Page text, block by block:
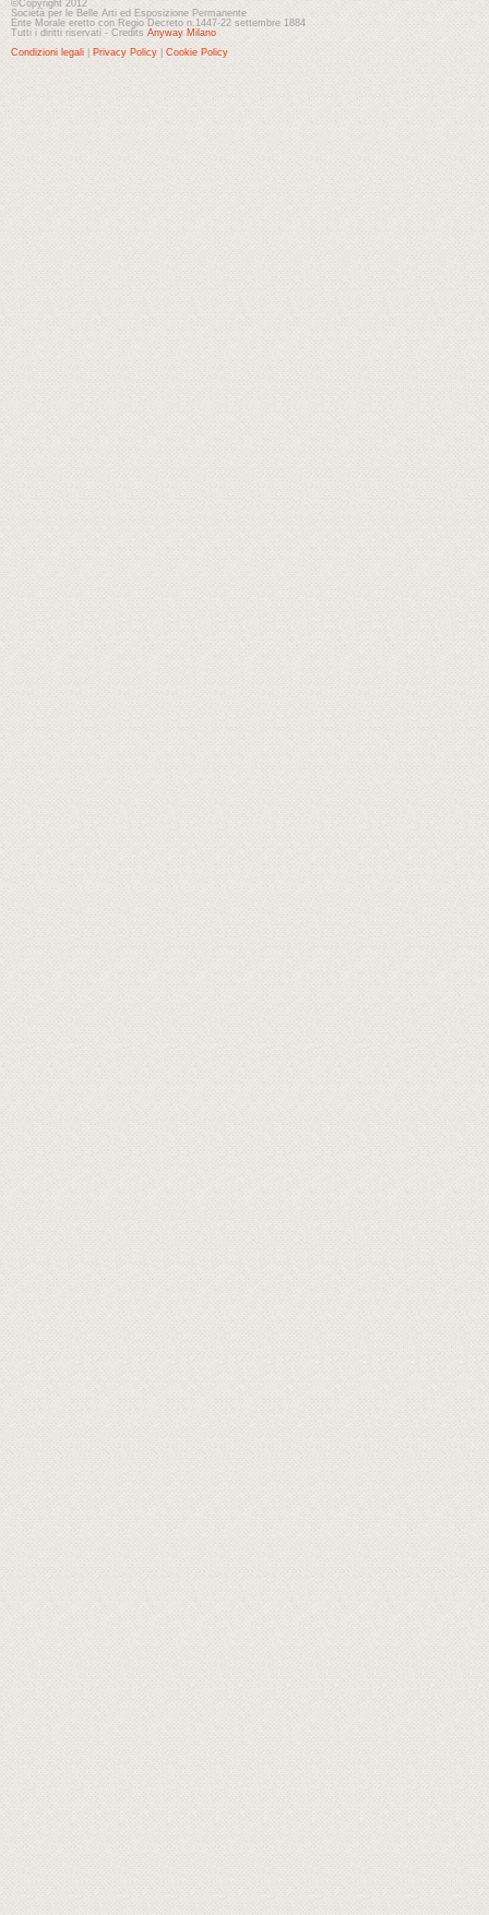
©Copyright 2012
Società per le Belle Arti ed Esposizione Permanente
Ente Morale eretto con Regio Decreto n.1447-22 settembre 1884
Tutti i diritti riservati - Credits Anyway Milano
Condizioni legali
Privacy Policy Cookie Policy